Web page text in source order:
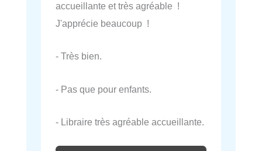
accueillante et très agréable !
J'apprécie beaucoup !
- Très bien.
- Pas que pour enfants.
- Libraire très agréable accueillante.